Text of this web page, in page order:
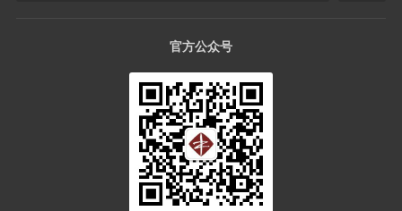
官方公众号